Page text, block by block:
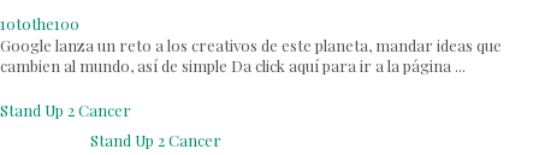
10tothe100
Google lanza un reto a los creativos de este planeta, mandar ideas que
cambien al mundo, así de simple Da click aquí para ir a la página ...
Stand Up 2 Cancer
Stand Up 2 Cancer